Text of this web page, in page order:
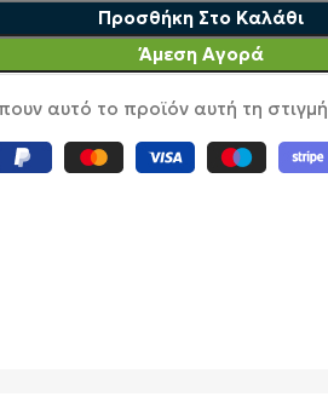
Προσθήκη Στο Καλάθι
Άμεση Αγορά
αυτό το προϊόν αυτή τη στιγμή